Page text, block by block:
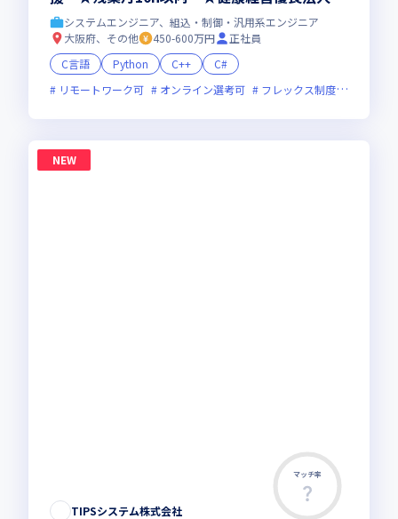
26認定
システムエンジニア、組込・制御・汎用系エンジニア
大阪府、その他
450-600万円
正社員
C言語
Python C++
C#
リモートワーク可
オンライン選考可 フレックス制度あり
NEW
マッチ率
TIPSシステム株式会社